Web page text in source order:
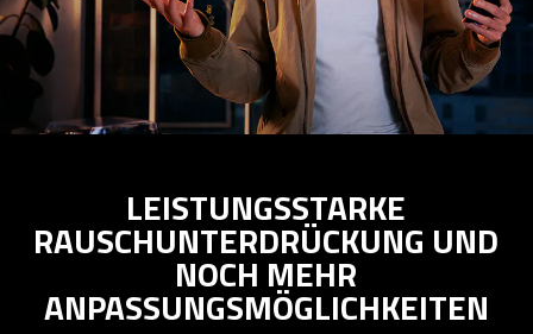
LEISTUNGSSTARKE
RAUSCHUNTERDRÜCKUNG UND
NOCH MEHR
ANPASSUNGSMÖGLICHKEITEN